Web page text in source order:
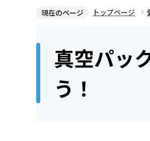
現在のページ トップページ
真空パッ
う！